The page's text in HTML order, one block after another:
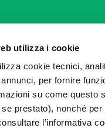
utilizza i cookie
cookie tecnici,
per fornire
su come questo
prestato), nonché
l’informativa